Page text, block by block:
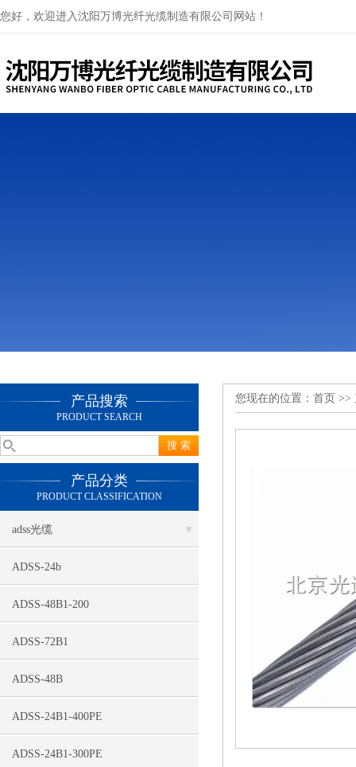
您好，欢迎进入沈阳万博光纤光缆制造有限公司网站！
产品搜索
PRODUCT SEARCH
产品分类
PRODUCT CLASSIFICATION
adss光缆
ADSS-24b
ADSS-48B1-200
ADSS-72B1
ADSS-48B
ADSS-24B1-400PE
ADSS-24B1-300PE
您现在的位置： 首页 >>